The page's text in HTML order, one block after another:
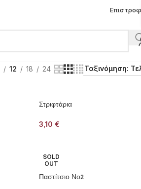
12 18 24
Στριφτάρια
3,10 €
SOLD
OUT
Παστίτσιο Νο2